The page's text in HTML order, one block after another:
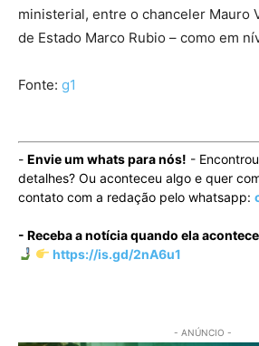
ministerial, entre o chanceler Mauro
de Estado Marco Rubio – como em
Fonte: g1
- Envie um whats para nós! -
detalhes? Ou aconteceu algo e quer
contato com a redação pelo whatsapp:
- Receba a notícia quando ela
https://is.gd/2nA6u1
- ANÚNCIO -